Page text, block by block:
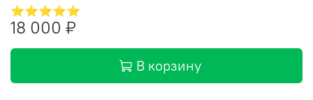
⭐⭐⭐⭐⭐
18 000 ₽
В корзину